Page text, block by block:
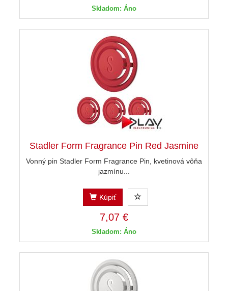
Skladom: Áno
Stadler Form Fragrance Pin Red Jasmine
Vonný pin Stadler Form Fragrance Pin, kvetinová vôňa
jazmínu...
Kúpiť
7,07 €
Skladom: Áno